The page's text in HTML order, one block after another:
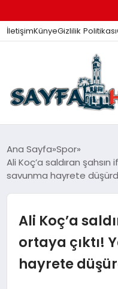
İletişimKünyeGizlilik Politikası
ANA SAYFA
GÜNDEM
İZMIR HABERLERI
Ana Sayfa Spor
Ali Koç’a saldıran şahsın
savunma hayrete
Ali Koç’a
ortaya çıktı!
hayrete